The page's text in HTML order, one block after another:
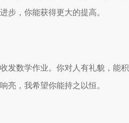
，你能获得更大的提高。
发数学作业。你对人有礼貌，能积
，我希望你能持之以恒。